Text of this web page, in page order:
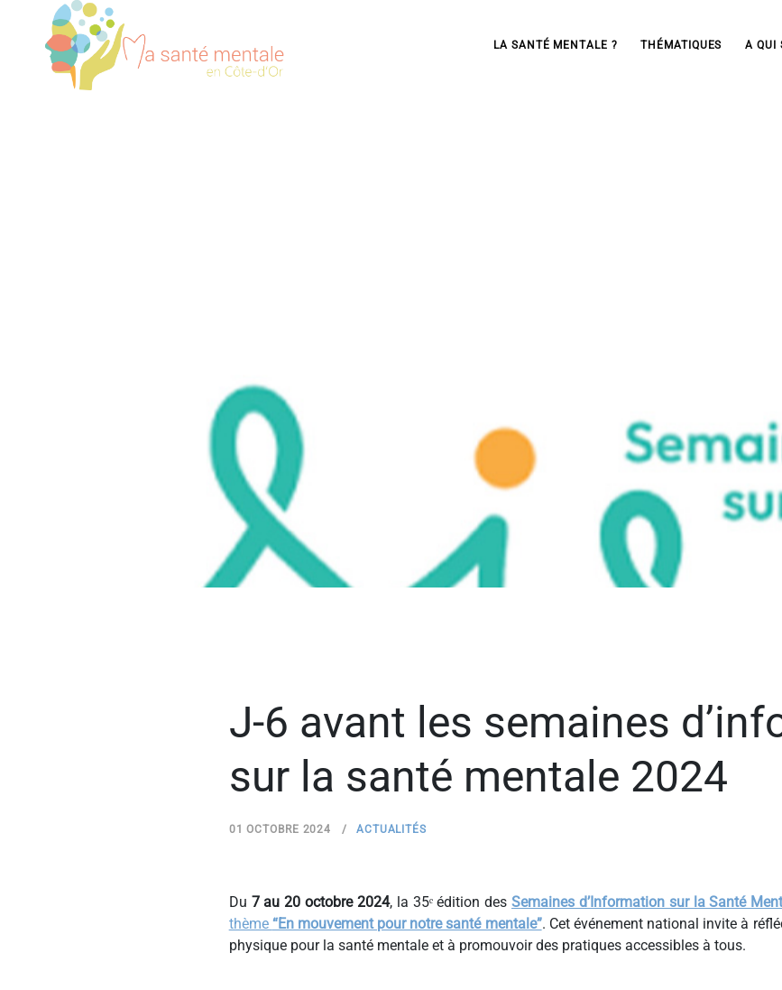
LA SANTÉ MENTALE ? THÉMATIQUES A QUI
J-6 avant les semaines
sur la santé mentale 2024
01 OCTOBRE 2024 ACTUALITÉS
Du 7 au 20 octobre 2024, la 35ᵉ édition desSemaines d’Information sur la Santé
thème “En mouvement pour notre santé mentale”. Cet événement national invite à
physique pour la santé mentale et à promouvoir des pratiques accessibles à tous.